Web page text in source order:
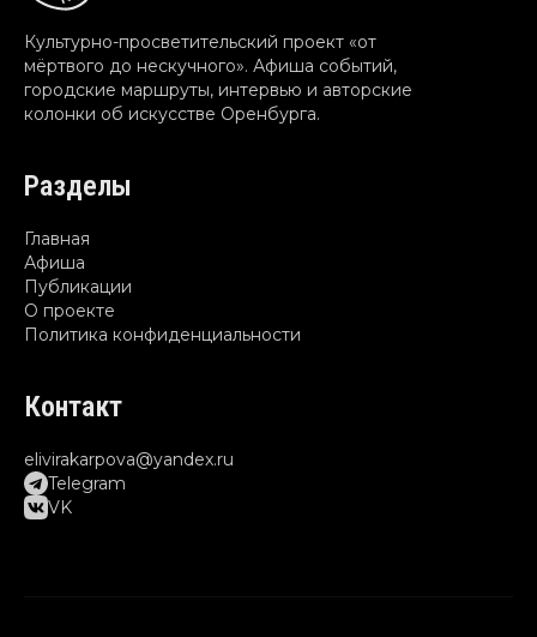
Культурно-просветительский проект «от
мёртвого до нескучного». Афиша событий,
городские маршруты, интервью и авторские
колонки об искусстве Оренбурга.
Разделы
Главная
Афиша
Публикации
О проекте
Политика конфиденциальности
Контакт
elivirakarpova@yandex.ru
Telegram
VK